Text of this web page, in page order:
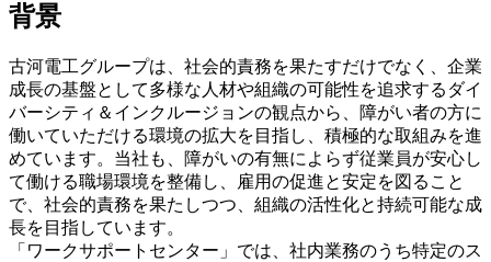
背景
古河電工グループは、社会的責務を果たすだけでなく、企業
成長の基盤として多様な人材や組織の可能性を追求するダイ
バーシティ＆インクルージョンの観点から、障がい者の方に
働いていただける環境の拡大を目指し、積極的な取組みを進
めています。当社も、障がいの有無によらず従業員が安心し
て働ける職場環境を整備し、雇用の促進と安定を図ること
で、社会的責務を果たしつつ、組織の活性化と持続可能な成
長を目指しています。
「ワークサポートセンター」では、社内業務のうち特定のス